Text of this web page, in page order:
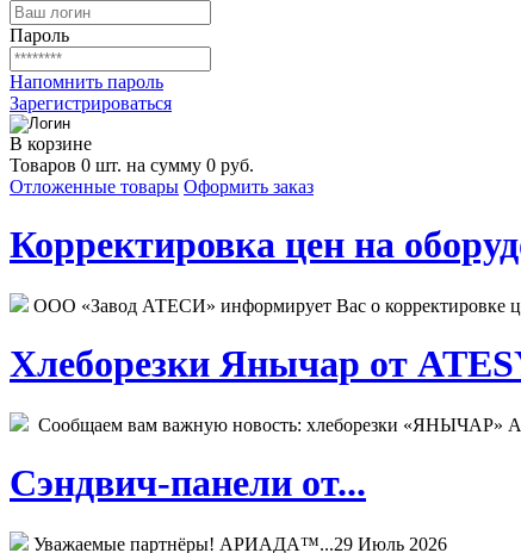
Пароль
Напомнить пароль
Зарегистрироваться
В корзине
Товаров 0 шт. на сумму 0 руб.
Отложенные товары Оформить заказ
Корректировка цен на
ООО «Завод АТЕСИ» информирует Вас о корректировке
Хлеборезки Янычар от
Сообщаем вам важную новость: хлеборезки «ЯНЫЧАР»
Сэндвич-панели от...
Уважаемые партнёры! АРИАДА™...29 Июль 2026